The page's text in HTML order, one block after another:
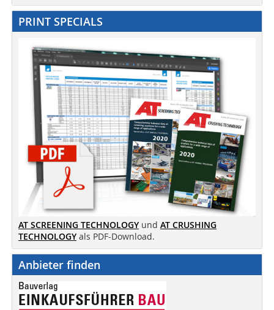
PRINT SPECIALS
AT SCREENING TECHNOLOGY und AT CRUSHING
TECHNOLOGY als PDF-Download.
Anbieter finden